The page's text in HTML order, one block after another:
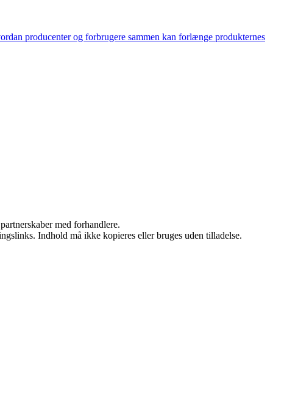
producenter og forbrugere sammen kan forlænge produkternes
med forhandlere.
Indhold må ikke kopieres eller bruges uden tilladelse.